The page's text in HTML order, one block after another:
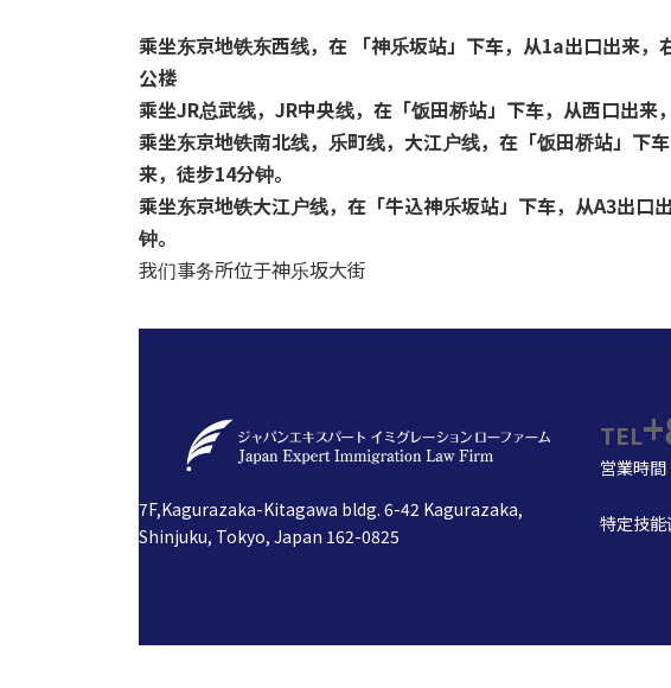
乘坐东京地铁东西线，在 「神乐坂站」下车，从1a出口出来，
公楼
乘坐JR总武线， JR中央线， 在「饭田桥站」下车，从西口出来
乘坐东京地铁南北线， 乐町线， 大江户线， 在「饭田桥站」下
来，徒步14分钟。
乘坐东京地铁大江户线，在「牛込神乐坂站」下车，从A3出口
钟。
我们事务所位于神乐坂大街
7F,Kagurazaka-Kitagawa bldg. 6-42 Kagurazaka,
Shinjuku, Tokyo, Japan 162-0825
TEL
営業時
特定技能